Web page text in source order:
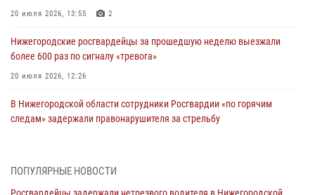
20 июля 2026, 13:55 2
Нижегородские росгвардейцы за прошедшую неделю выезжали
более 600 раз по сигналу «тревога»
20 июля 2026, 12:26
В Нижегородской области сотрудники Росгвардии «по горячим
следам» задержали правонарушителя за стрельбу
В Нижегородской области продолжаются мероприятия в рамках
ПОПУЛЯРНЫЕ НОВОСТИ
Росгвардейцы задержали нетрезвого водителя в Нижегородской